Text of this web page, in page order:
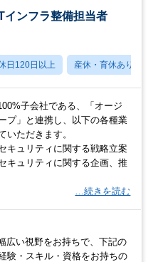
インフラ整備担当者
日120日以上 産休・育休あり
子会社である、「オージ
プ」と連携し、以下の各種業
いただきます。
キュリティに関する戦略立案
キュリティに関する企画、推
…続きを読む
広い視野をお持ちで、下記の
験・スキル・資格をお持ちの